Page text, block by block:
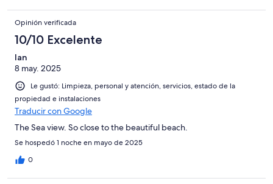
Opinión verificada
10/10 Excelente
Ian
8 may. 2025
Le gustó: Limpieza, personal y atención, servicios, estado de la
propiedad e instalaciones
Traducir con Google
The Sea view. So close to the beautiful beach.
Se hospedó 1 noche en mayo de 2025
0